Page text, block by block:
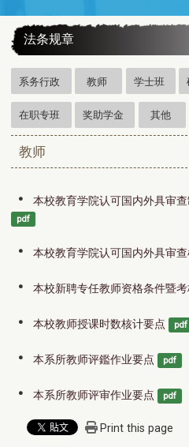
法条规章
系务行政 教师 学士班
在职专班 奖助学金 其他
教师
本校教育学院认可国内外具审
pdf
本校教育学院认可国内外具审
本校新聘专任教师资格条件暨
本校教师授课时数核计要点 pdf
本系所教师评鑑作业要点 pdf
本系所教师评审作业要点 pdf
Print this page